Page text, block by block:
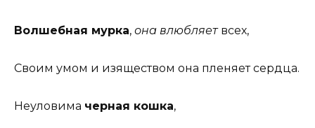
Волшебная мурка, она влюбляетвсех,
Своим умом и изяществом она пленяет сердца.
Неуловима черная кошка,